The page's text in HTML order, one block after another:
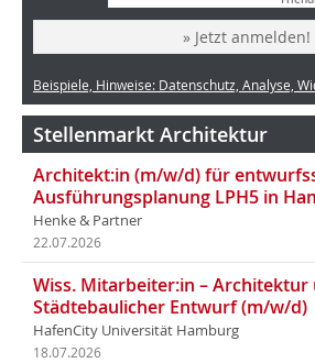
» Jetzt anmelden!
Beispiele, Hinweise: Datenschutz, Analyse,
Stellenmarkt Architektur
Architekt:in (m/w/d) für
Ausführungsplanung LPH5 in
Henke & Partner
22.07.2026
Wiss. Mitarbeiter:in – Architektur
Städtebaulicher Entwurf (m/w/d)
HafenCity Universität Hamburg
18.07.2026